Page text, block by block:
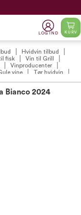
LOG IND KURV
Hvidvin tilbud
fisk
Vin til Grill
Vinproducenter
vine
Tør hvidvin
fra
Alt fra Sicilien
Bianco 2024